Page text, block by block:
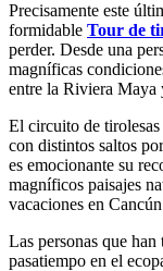
Precisamente este
formidable Tour de
perder. Desde una
magníficas
entre la Riviera Maya
El circuito de tirolesas
con distintos saltos
es emocionante su
magníficos paisajes
vacaciones en
Las personas que
pasatiempo en el